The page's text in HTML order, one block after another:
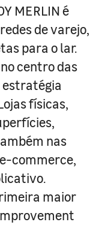
MERLIN é
de varejo,
para o lar.
centro das
estratégia
físicas,
nas
commerce,
maior